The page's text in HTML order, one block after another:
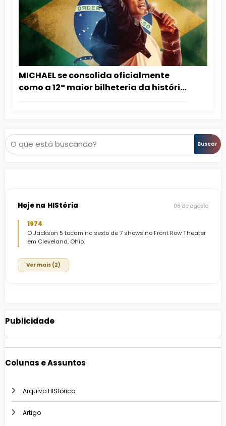
MICHAEL se consolida oficialmente
como a 12ª maior bilheteria da história
do Brasil
Pesquisar Buscar
Hoje na HIStória 06 de agosto
1974
O Jackson 5 tocam no sexto de 7 shows no Front Row Theater
em Cleveland, Ohio.
Ver mais (2)
Publicidade
Colunas e Assuntos
Arquivo HIStórico
Artigo